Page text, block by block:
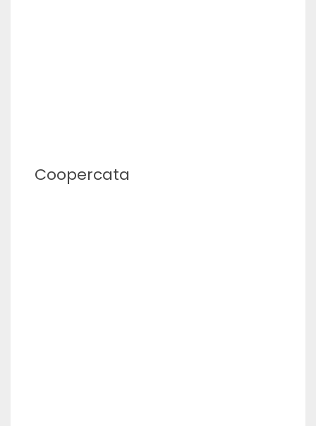
Coopercata